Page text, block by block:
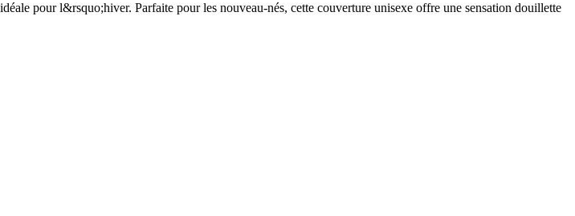
pour l&rsquo;hiver. Parfaite pour les nouveau-nés, cette couverture unisexe offre une sensation douillette